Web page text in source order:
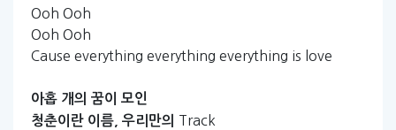
Ooh Ooh
Ooh Ooh
Cause everything everything everything is love
아홉 개의 꿈이
모인
청춘이란 이름, 우리만의 Track